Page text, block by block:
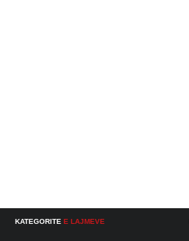
KATEGORITE E LAJMEVE